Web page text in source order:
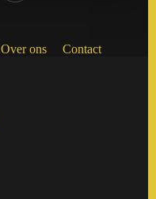
Over ons
Contact